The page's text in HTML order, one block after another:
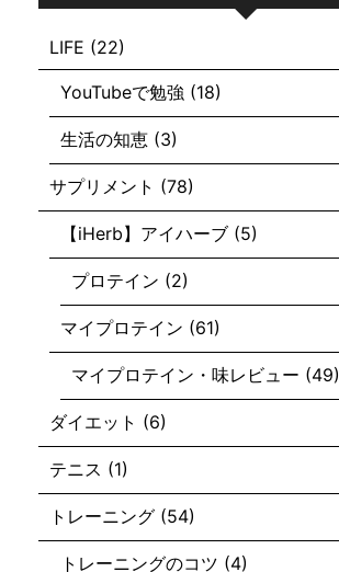
LIFE (22)
YouTubeで勉強 (18)
生活の知恵 (3)
サプリメント (78)
【iHerb】アイハーブ (5)
プロテイン (2)
マイプロテイン (61)
マイプロテイン・味レビュー (49)
ダイエット (6)
テニス (1)
トレーニング (54)
トレーニングのコツ (4)